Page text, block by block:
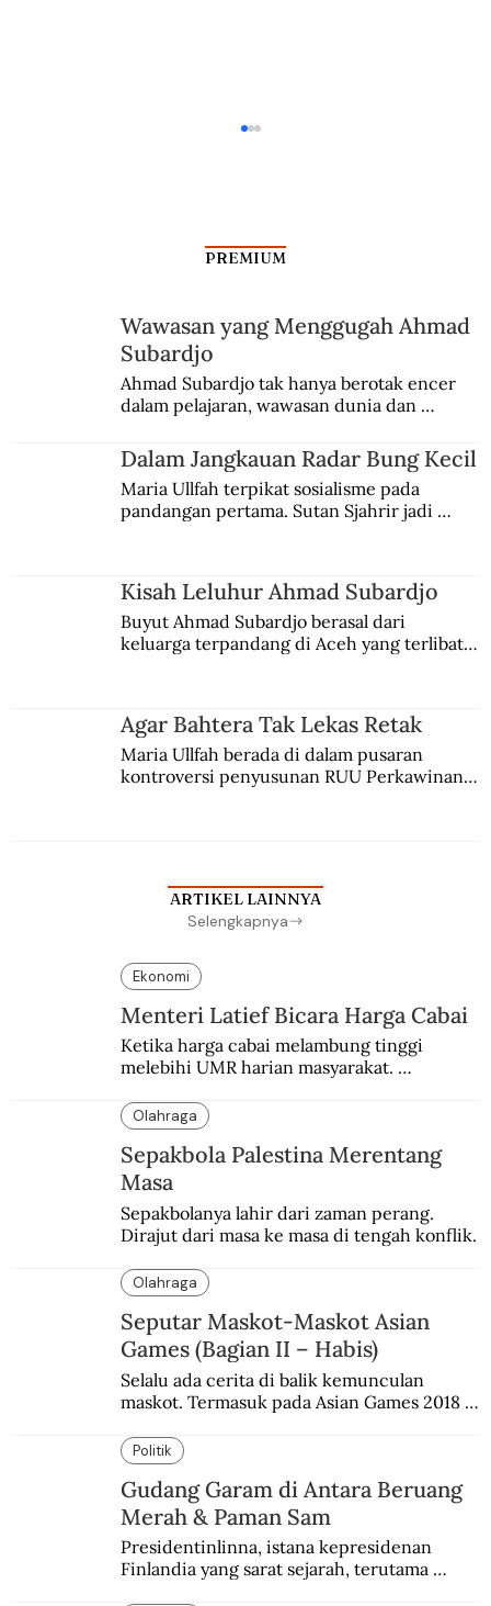
Skandal Senjata Era Soeharto
PREMIUM
Wawasan yang Menggugah Ahmad
Subardjo
Ahmad Subardjo tak hanya berotak encer
dalam pelajaran, wawasan dunia dan
Jules Verne, Multatuli, hingga Sun Yat-sen.
Dalam Jangkauan Radar Bung Kecil
Maria Ullfah terpikat sosialisme pada
pandangan pertama. Sutan Sjahrir jadi
Kisah Leluhur Ahmad Subardjo
Buyut Ahmad Subardjo berasal dari
keluarga terpandang di Aceh yang terlibat
Agar Bahtera Tak Lekas Retak
Maria Ullfah berada di dalam pusaran
kontroversi penyusunan RUU Perkawinan.
ARTIKEL LAINNYA
Selengkapnya
Ekonomi
Menteri Latief Bicara Harga Cabai
Ketika harga cabai melambung tinggi
melebihi UMR harian masyarakat.
Olahraga
Sepakbola Palestina Merentang
Masa
Sepakbolanya lahir dari zaman perang.
Dirajut dari masa ke masa di tengah konflik.
Olahraga
Seputar Maskot-Maskot Asian
Games (Bagian II – Habis)
Selalu ada cerita di balik kemunculan
maskot. Termasuk pada Asian Games 2018
Politik
Gudang Garam di Antara Beruang
Merah & Paman Sam
Presidentinlinna, istana kepresidenan
Finlandia yang sarat sejarah, terutama